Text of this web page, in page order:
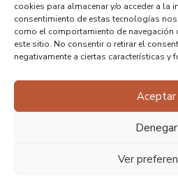
cookies para almacenar y/o acceder a
consentimiento de estas tecnologías
como el comportamiento de navegación
este sitio. No consentir o retirar el
negativamente a ciertas características y
Aceptar
Denegar
Ver
Copyright 2025 – Diseño